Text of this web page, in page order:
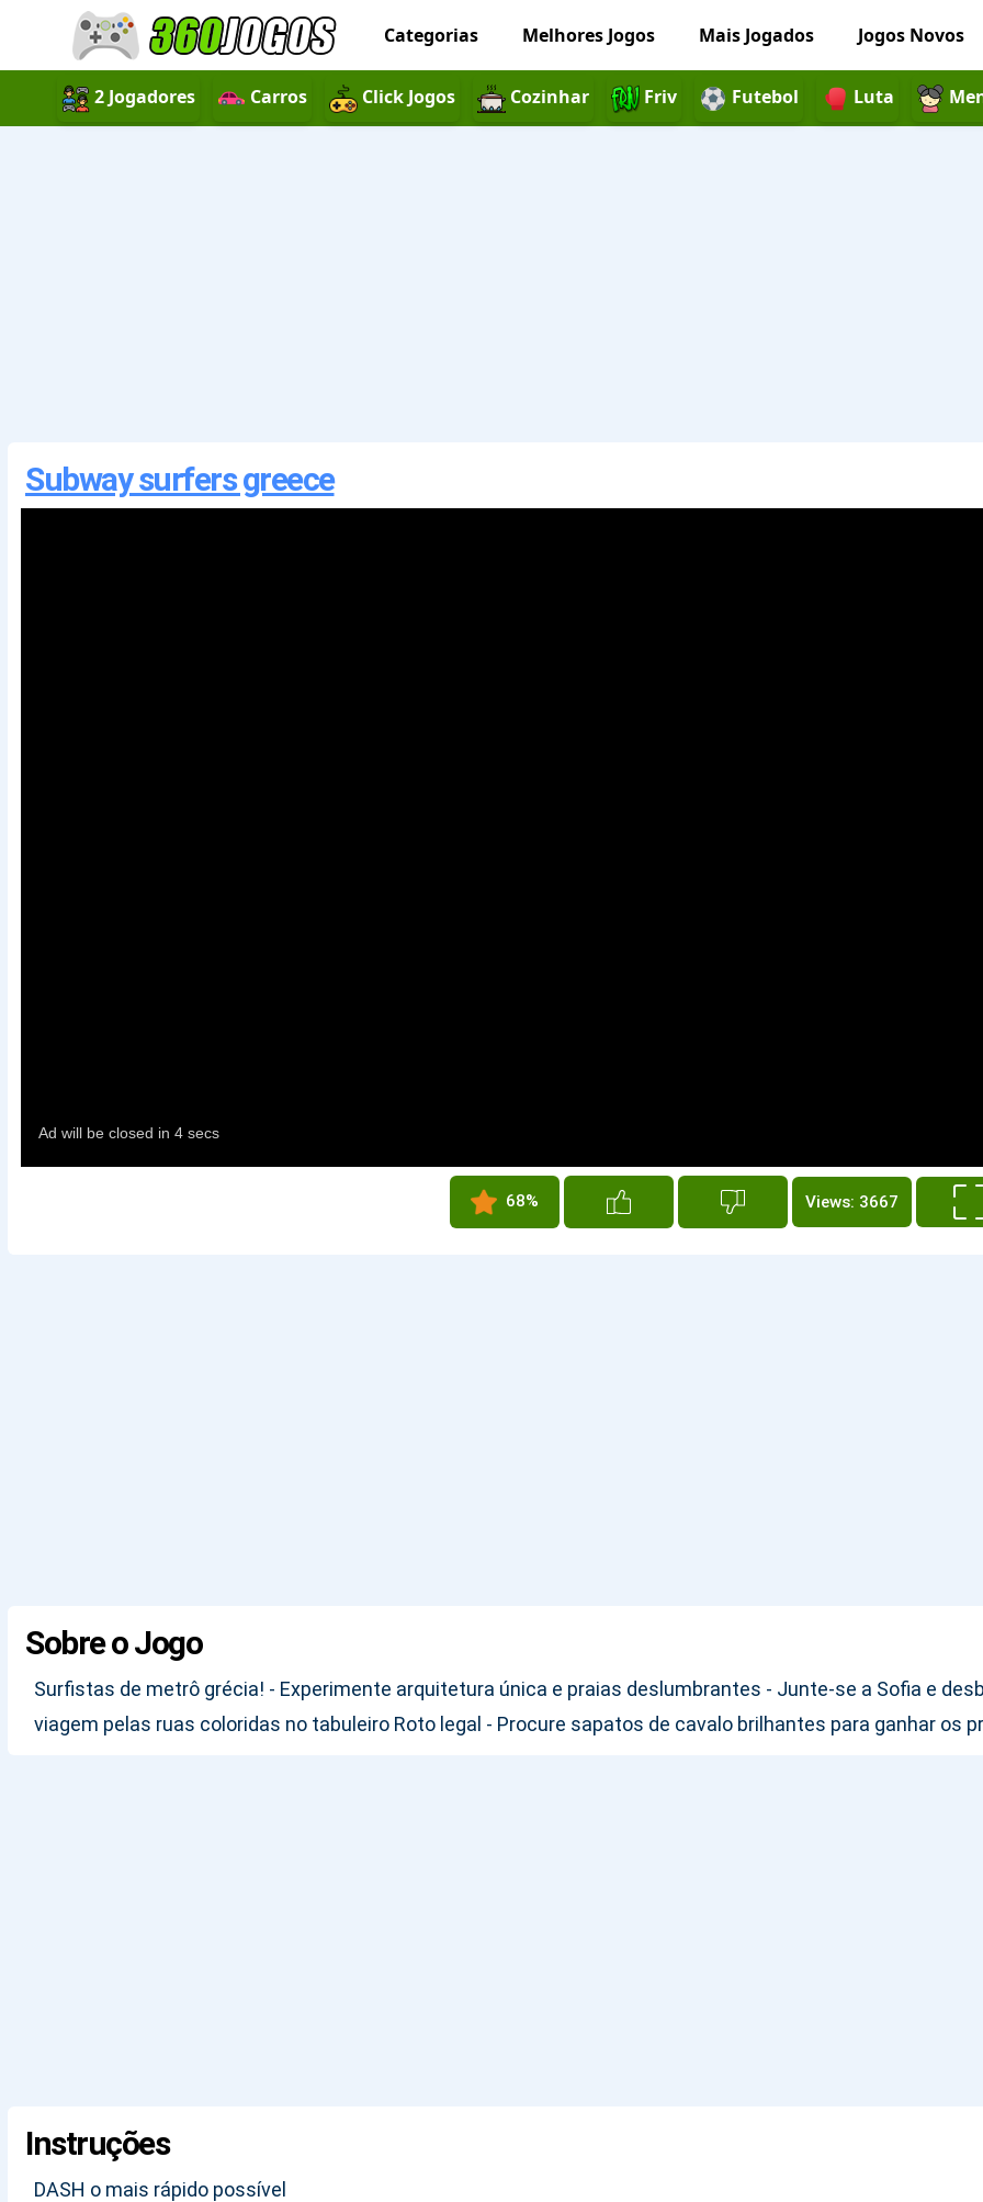
Categorias Melhores Jogos Mais Jogados Jogos Novos
2 Jogadores Carros Click Jogos Cozinhar Friv Futebol Luta
Subway surfers greece
68% Views: 3667
Sobre o Jogo
Surfistas de metrô grécia! - Experimente arquitetura única e praias deslumbrantes - Junte-se a Sofia e
viagem pelas ruas coloridas no tabuleiro Roto legal - Procure sapatos de cavalo brilhantes para ganhar os
Instruções
DASH o mais rápido possível